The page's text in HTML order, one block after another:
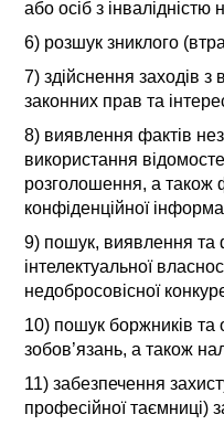
або осіб з
6) розшук зниклого
7) здійснення заходів з
законних прав та
8) виявлення фактів
використання
розголошення, а також
конфіденційної
9) пошук, виявлення та
інтелектуальної
недобросовісної
10) пошук боржників та
зобов’язань, а також
11) забезпечення
професійної таємниці)